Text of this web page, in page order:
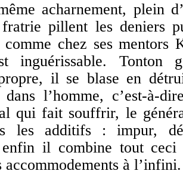
acharnement, plein
pillent les deniers
chez ses mentors
inguérissable. Tonton
propre, il se blase en
l’homme, c’est-à-
qui fait souffrir, le
les additifs : impur,
enfin il combine tout ceci
accommodements à l’infini.